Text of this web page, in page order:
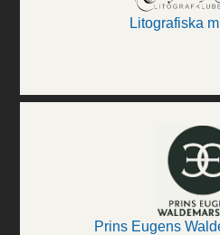
Litografiska
Prins Eugens